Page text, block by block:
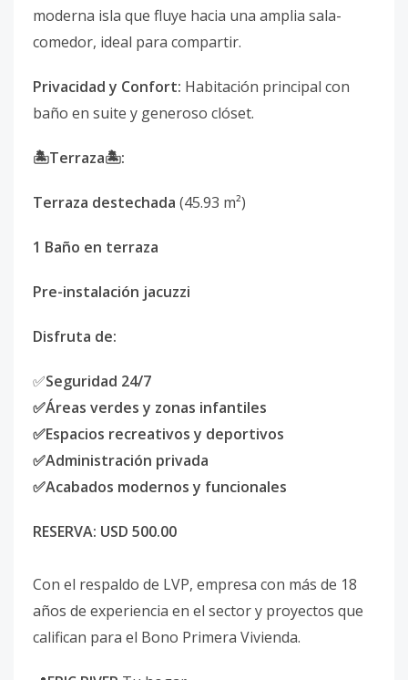
moderna isla que fluye hacia una amplia sala-
comedor, ideal para compartir.
Privacidad y Confort: Habitación principal con
baño en suite y generoso clóset.
🏝Terraza🏝:
Terraza destechada (45.93 m²)
1 Baño en terraza
Pre-instalación jacuzzi
Disfruta de:
✅Seguridad 24/7
✅Áreas verdes y zonas infantiles
✅Espacios recreativos y deportivos
✅Administración privada
✅Acabados modernos y funcionales
RESERVA: USD 500.00
Con el respaldo de LVP, empresa con más de 18
años de experiencia en el sector y proyectos que
califican para el Bono Primera Vivienda.